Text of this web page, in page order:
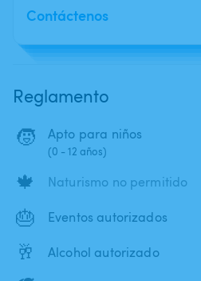
Contáctenos
Reglamento
🧒 Apto para niños
(0 - 12 años)
🍁 Naturismo no permitido
🎂 Eventos autorizados
🥂 Alcohol autorizado